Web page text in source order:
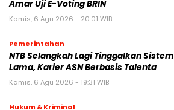
Amar Uji E-Voting BRIN
Kamis, 6 Agu 2026 - 20:01 WIB
Pemerintahan
NTB Selangkah Lagi Tinggalkan Sistem
Lama, Karier ASN Berbasis Talenta
Kamis, 6 Agu 2026 - 19:31 WIB
Hukum & Kriminal